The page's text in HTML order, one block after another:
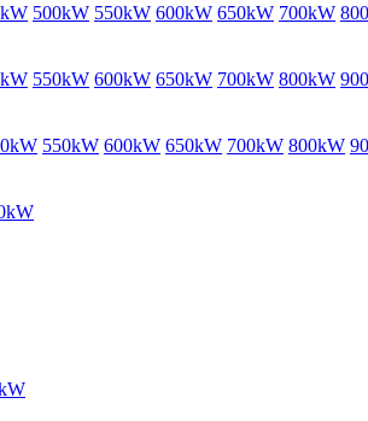
500kW 550kW 600kW 650kW 700kW
550kW 600kW 650kW 700kW 800kW
550kW 600kW 650kW 700kW 800kW